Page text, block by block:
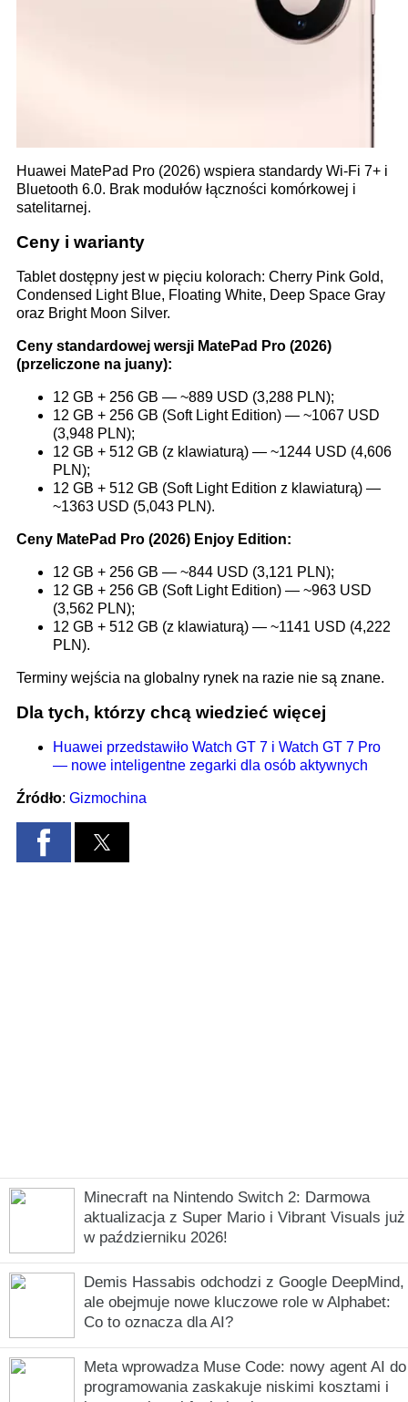
Minecraft na Nintendo Switch 2: Darmowa
aktualizacja z Super Mario i Vibrant Visuals już
w październiku 2026!
Demis Hassabis odchodzi z Google DeepMind,
ale obejmuje nowe kluczowe role w Alphabet:
Co to oznacza dla AI?
Meta wprowadza Muse Code: nowy agent AI do
programowania zaskakuje niskimi kosztami i